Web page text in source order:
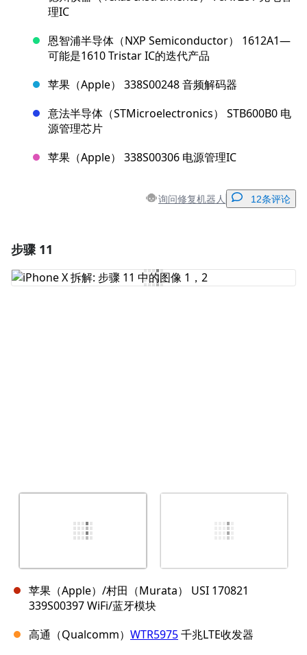
理IC
恩智浦半导体（NXP Semiconductor） 1612A1—
可能是1610 Tristar IC的迭代产品
苹果（Apple） 338S00248 音频解码器
意法半导体（STMicroelectronics） STB600B0 电
源管理芯片
苹果（Apple） 338S00306 电源管理IC
询问修复机器人 12条评论
添加评论
步骤 11
苹果（Apple）/村田（Murata） USI 170821
339S00397 WiFi/蓝牙模块
高通（Qualcomm） WTR5975千兆LTE收发器